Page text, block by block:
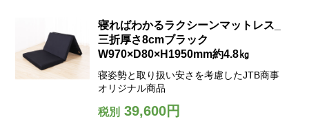
寝ればわかるラクシーンマットレス_
三折厚さ8cmブラック
W970×D80×H1950mm約4.8㎏
寝姿勢と取り扱い安さを考慮したJTB商事
オリジナル商品
税別39,600円